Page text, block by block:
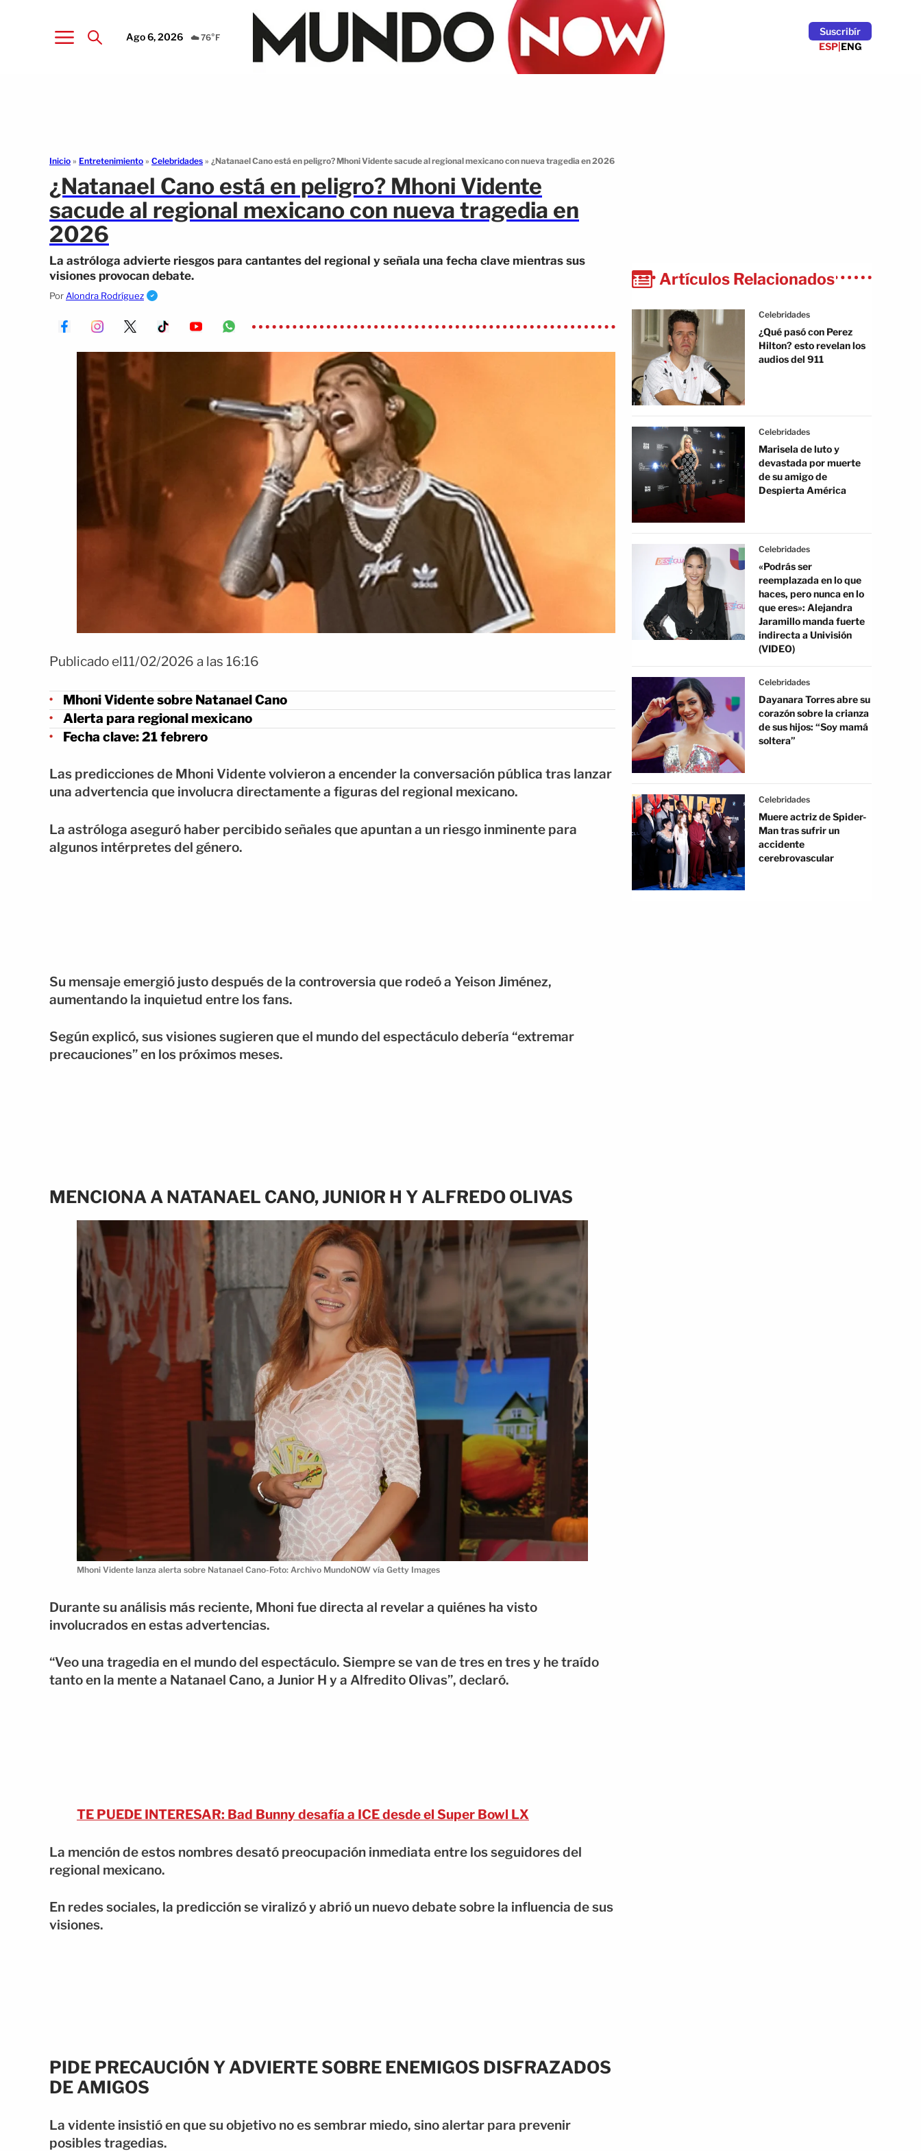
Ago 6, 2026 ☁️ 76°F
Suscribír
ESP|ENG
Inicio » Entretenimiento » Celebridades » ¿Natanael Cano está en peligro? Mhoni Vidente sacude al regional mexicano con nueva tragedia en 2026
¿Natanael Cano está en peligro? Mhoni Vidente
sacude al regional mexicano con nueva tragedia en
2026
La astróloga advierte riesgos para cantantes del regional y señala una fecha clave mientras sus
visiones provocan debate.
Por Alondra Rodríguez
Publicado el11/02/2026 a las 16:16
Mhoni Vidente sobre Natanael Cano
Alerta para regional mexicano
Fecha clave: 21 febrero
Las predicciones de Mhoni Vidente volvieron a encender la conversación pública tras lanzar
una advertencia que involucra directamente a figuras del regional mexicano.
La astróloga aseguró haber percibido señales que apuntan a un riesgo inminente para
algunos intérpretes del género.
Su mensaje emergió justo después de la controversia que rodeó a Yeison Jiménez,
aumentando la inquietud entre los fans.
Según explicó, sus visiones sugieren que el mundo del espectáculo debería “extremar
precauciones” en los próximos meses.
MENCIONA A NATANAEL CANO, JUNIOR H Y ALFREDO OLIVAS
Mhoni Vidente lanza alerta sobre Natanael Cano-Foto: Archivo MundoNOW vía Getty Images
Durante su análisis más reciente, Mhoni fue directa al revelar a quiénes ha visto
involucrados en estas advertencias.
“Veo una tragedia en el mundo del espectáculo. Siempre se van de tres en tres y he traído
tanto en la mente a Natanael Cano, a Junior H y a Alfredito Olivas”, declaró.
TE PUEDE INTERESAR: Bad Bunny desafía a ICE desde el Super Bowl LX
La mención de estos nombres desató preocupación inmediata entre los seguidores del
regional mexicano.
En redes sociales, la predicción se viralizó y abrió un nuevo debate sobre la influencia de sus
visiones.
PIDE PRECAUCIÓN Y ADVIERTE SOBRE ENEMIGOS DISFRAZADOS
DE AMIGOS
La vidente insistió en que su objetivo no es sembrar miedo, sino alertar para prevenir
posibles tragedias.
Artículos Relacionados
Celebridades
¿Qué pasó con Perez
Hilton? esto revelan los
audios del 911
Celebridades
Marisela de luto y
devastada por muerte
de su amigo de
Despierta América
Celebridades
«Podrás ser
reemplazada en lo que
haces, pero nunca en lo
que eres»: Alejandra
Jaramillo manda fuerte
indirecta a Univisión
(VIDEO)
Celebridades
Dayanara Torres abre su
corazón sobre la crianza
de sus hijos: “Soy mamá
soltera”
Celebridades
Muere actriz de Spider-
Man tras sufrir un
accidente
cerebrovascular